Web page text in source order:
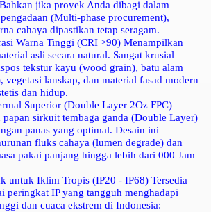
jika proyek Anda dibagi dalam
(Multi-phase procurement),
cahaya dipastikan tetap seragam.
Warna Tinggi (CRI >90) Menampilkan
asli secara natural. Sangat krusial
tekstur kayu (wood grain), batu alam
vegetasi lanskap, dan material fasad modern
dan hidup.
Superior (Double Layer 2Oz FPC)
sirkuit tembaga ganda (Double Layer)
panas yang optimal. Desain ini
fluks cahaya (lumen degrade) dan
pakai panjang hingga lebih dari 000 Jam
untuk Iklim Tropis (IP20 - IP68) Tersedia
peringkat IP yang tangguh menghadapi
dan cuaca ekstrem di Indonesia: